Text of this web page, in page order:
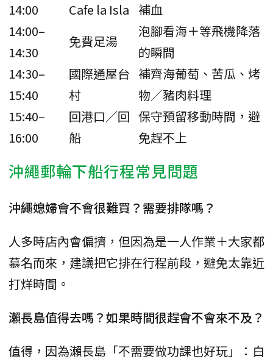
14:00 Cafe la Isla 補血
14:00–
14:30
免費足湯
泡腳看海＋等飛機降落
的瞬間
14:30–
15:40
國際通屋台
村
補齊海葡萄、苦瓜、烤
物／豬肉料理
15:40–
16:00
回港口／回
船
保守預留移動時間，避
免趕不上
沖繩郵輪下船行程常見問題
沖繩媳婦會不會很難買？需要排隊嗎？
人多時店內會偏擠，但因為是一人作業＋大家都
慕名而來，建議把它排在行程前段，避免太靠近
打烊時間。
瀨長島值得去嗎？如果時間很趕會不會來不及？
值得，因為瀨長島「不需要做功課也好玩」：白